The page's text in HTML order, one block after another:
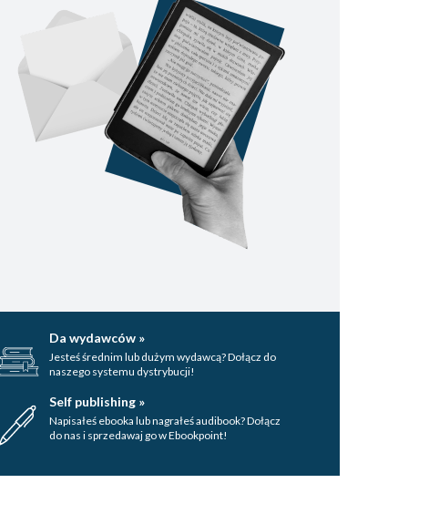
Da wydawców »
Jesteś średnim lub dużym wydawcą? Dołącz do
naszego systemu dystrybucji!
Self publishing »
Napisałeś ebooka lub nagrałeś audibook? Dołącz
do nas i sprzedawaj go w Ebookpoint!